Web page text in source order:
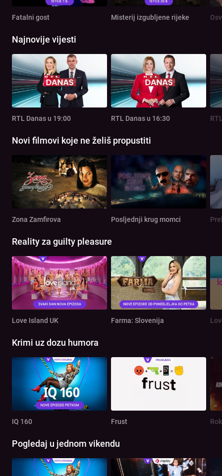
Fatalni gost Misterij izgubljene rijeke
Najnovije vijesti
RTL Danas u 19:00 RTL Danas u 16:30
Novi filmovi koje ne želiš propustiti
Zona Zamfirova Posljednji krug momci
Reality za guilty pleasure
Love Island UK Farma: Slovenija
Krimi uz dozu humora
IQ 160 Frust
Pogledaj u jednom vikendu